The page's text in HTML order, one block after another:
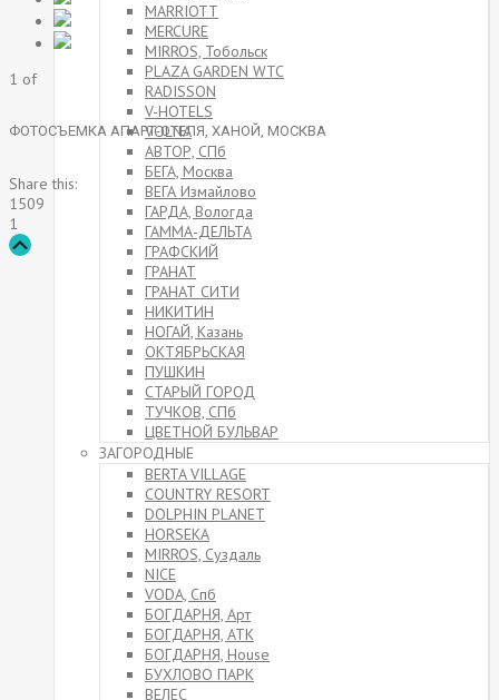
MARRIOTT
MERCURE
MIRROS, Тобольск
PLAZA GARDEN WTC
RADISSON
V-HOTELS
VOLNA
АВТОР, СПб
БЕГА, Москва
ВЕГА Измайлово
ГАРДА, Вологда
ГАММА-ДЕЛЬТА
ГРАФСКИЙ
ГРАНАТ
ГРАНАТ СИТИ
НИКИТИН
НОГАЙ, Казань
ОКТЯБРЬСКАЯ
ПУШКИН
СТАРЫЙ ГОРОД
ТУЧКОВ, СПб
ЦВЕТНОЙ БУЛЬВАР
ЗАГОРОДНЫЕ
BERTA VILLAGE
COUNTRY RESORT
DOLPHIN PLANET
HORSEKA
MIRROS, Суздаль
NICE
VODA, Спб
БОГДАРНЯ, Арт
БОГДАРНЯ, АТК
БОГДАРНЯ, House
БУХЛОВО ПАРК
ВЕЛЕС
1 of
ФОТОСЪЕМКА АПАРТ-ОТЕЛЯ, ХАНОЙ, МОСКВА
Share this:
1509
1
Прокрутка